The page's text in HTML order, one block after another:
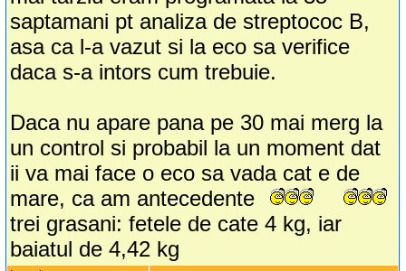
saptamani pt analiza de streptococ B,
asa ca l-a vazut si la eco sa verifice
daca s-a intors cum trebuie.
Daca nu apare pana pe 30 mai merg la
un control si probabil la un moment dat
ii va mai face o eco sa vada cat e de
mare, ca am antecedente
trei grasani: fetele de cate 4 kg, iar
baiatul de 4,42 kg